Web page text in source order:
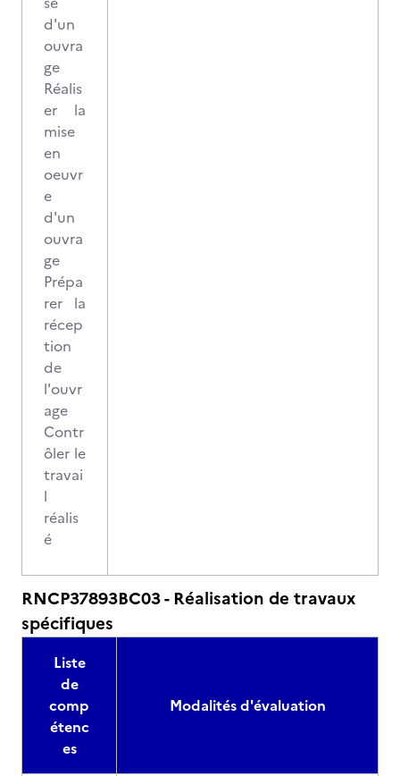
d'un
ouvra
ge
Réalis
er la
mise
en
oeuvr
e
d'un
ouvra
ge
Prépa
rer la
récep
tion
de
l'ouvr
age
Contr
ôler le
travai
l
réalis
é
RNCP37893BC03 - Réalisation de travaux
spécifiques
Liste
de
comp
étenc
es
Modalités d'évaluation